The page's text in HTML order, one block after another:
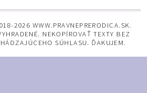
2026 WWW.PRAVNEPRERODICA.SK.
NEKOPÍROVAŤ TEXTY BEZ
SÚHLASU. ĎAKUJEM.